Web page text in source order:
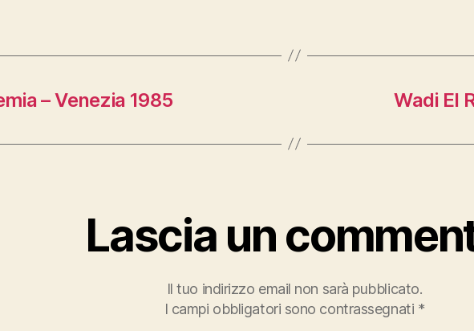
– Venezia 1985 Wadi El
Lascia un
Il tuo indirizzo email non sarà pubblicato.
I campi obbligatori sono contrassegnati *